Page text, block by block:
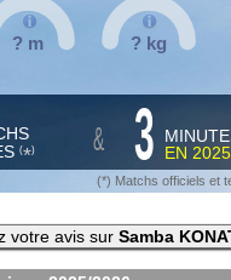
? m ? kg
(*) & 3
EN
(*) Matchs officiels et
votre avis sur Samba